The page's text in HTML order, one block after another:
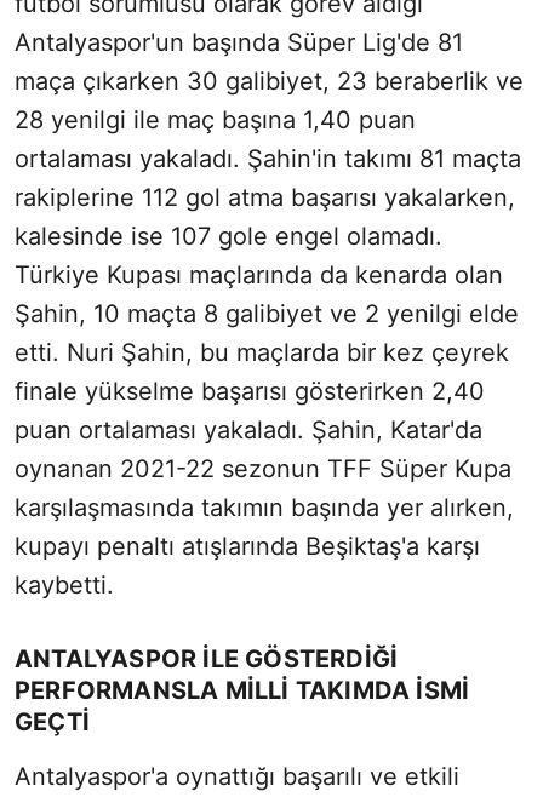
Antalyaspor'un başında Süper Lig'de 81
maça çıkarken 30 galibiyet, 23 beraberlik ve
28 yenilgi ile maç başına 1,40 puan
ortalaması yakaladı. Şahin'in takımı 81 maçta
rakiplerine 112 gol atma başarısı yakalarken,
kalesinde ise 107 gole engel olamadı.
Türkiye Kupası maçlarında da kenarda olan
Şahin, 10 maçta 8 galibiyet ve 2 yenilgi elde
etti. Nuri Şahin, bu maçlarda bir kez çeyrek
finale yükselme başarısı gösterirken 2,40
puan ortalaması yakaladı. Şahin, Katar'da
oynanan 2021-22 sezonun TFF Süper Kupa
karşılaşmasında takımın başında yer alırken,
kupayı penaltı atışlarında Beşiktaş'a karşı
kaybetti.
ANTALYASPOR İLE GÖSTERDİĞİ
PERFORMANSLA MİLLİ TAKIMDA İSMİ
GEÇTİ
Antalyaspor'a oynattığı başarılı ve etkili